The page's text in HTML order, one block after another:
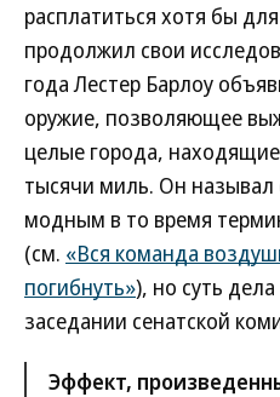
расплатиться хотя бы
продолжил свои
года Лестер Барлоу
оружие, позволяющее
целые города,
тысячи миль. Он называл
модным в то время
(см. «Вся команда
погибнуть»), но суть
заседании сенатской
Эффект,